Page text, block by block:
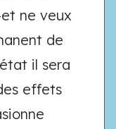
ne veux
de
il sera
effets